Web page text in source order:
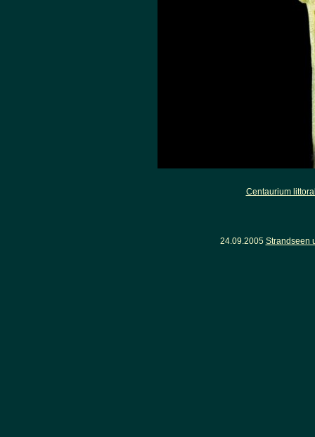
Centaurium
24.09.2005 Strandseen